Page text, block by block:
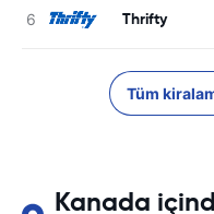
Thrifty
Tüm
Kanada